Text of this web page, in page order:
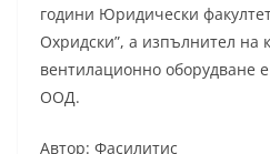
години Юридически
Охридски”, а изпълнител на
вентилационно оборудване
ООД.
Автор: Фасилитис